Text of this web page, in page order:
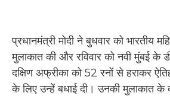
प्रधानमंत्री मोदी ने बुधवार को भारतीय
मुलाकात की और रविवार को नवी मुंबई के
दक्षिण अफ्रीका को 52 रनों से हराकर
के लिए उन्हें बधाई दी। उनकी मुलाकात